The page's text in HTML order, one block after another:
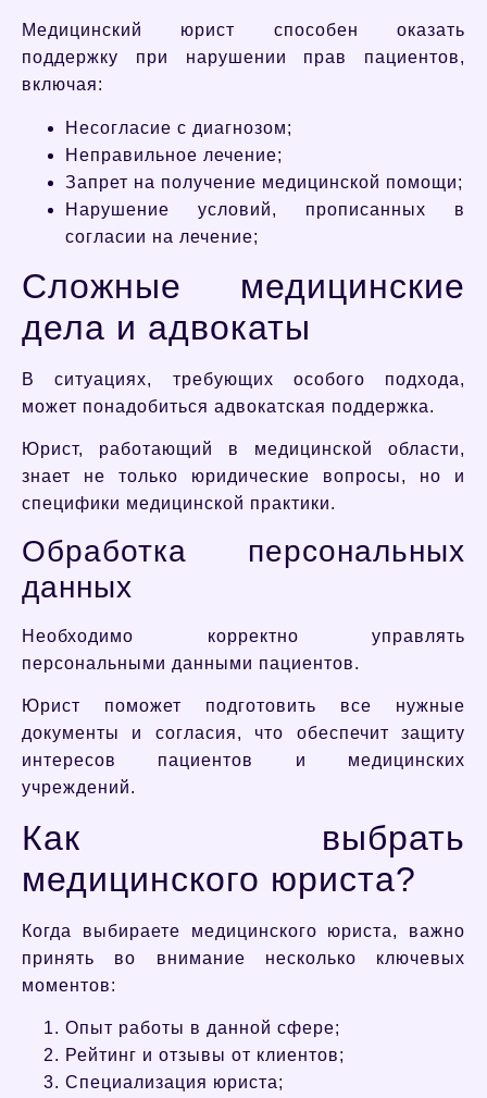
Медицинский юрист способен оказать
поддержку при нарушении прав пациентов,
включая:
Несогласие с диагнозом;
Неправильное лечение;
Запрет на получение медицинской помощи;
Нарушение условий, прописанных в
согласии на лечение;
Сложные медицинские
дела и адвокаты
В ситуациях, требующих особого подхода,
может понадобиться адвокатская поддержка.
Юрист, работающий в медицинской области,
знает не только юридические вопросы, но и
специфики медицинской практики.
Обработка персональных
данных
Необходимо корректно управлять
персональными данными пациентов.
Юрист поможет подготовить все нужные
документы и согласия, что обеспечит защиту
интересов пациентов и медицинских
учреждений.
Как выбрать
медицинского юриста?
Когда выбираете медицинского юриста, важно
принять во внимание несколько ключевых
моментов:
Опыт работы в данной сфере;
Рейтинг и отзывы от клиентов;
Специализация юриста;